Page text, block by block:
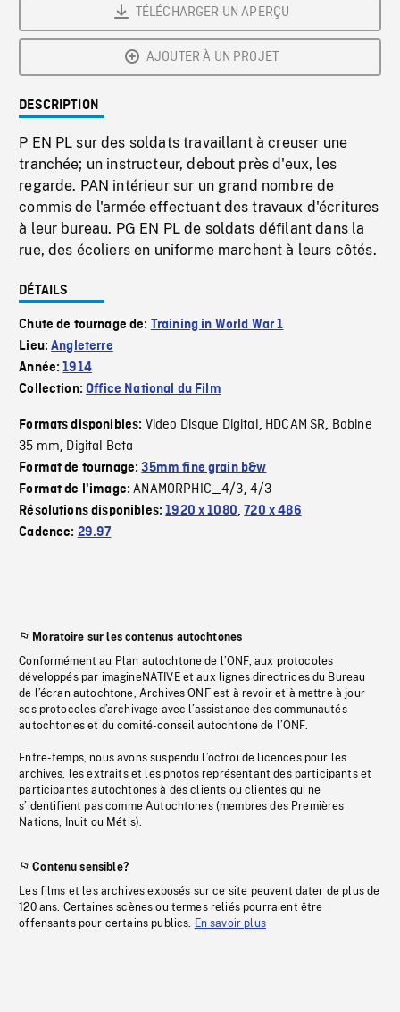
TÉLÉCHARGER UN APERÇU
AJOUTER À UN PROJET
DESCRIPTION
P EN PL sur des soldats travaillant à creuser une
tranchée; un instructeur, debout près d'eux, les
regarde. PAN intérieur sur un grand nombre de
commis de l'armée effectuant des travaux d'écritures
à leur bureau. PG EN PL de soldats défilant dans la
rue, des écoliers en uniforme marchent à leurs côtés.
DÉTAILS
Chute de tournage de: Training in World War 1
Lieu:Angleterre
Année:1914
Collection:Office National du Film
Formats disponibles: Video Disque Digital, HDCAM SR, Bobine
35 mm, Digital Beta
Format de tournage:35mm fine grain b&w
Format de l'image:ANAMORPHIC_4/3, 4/3
Résolutions disponibles:1920 x 1080,720 x 486
Cadence: 29.97
Moratoire sur les contenus autochtones
Conformément au Plan autochtone de l’ONF, aux protocoles
développés par imagineNATIVE et aux lignes directrices du Bureau
de l’écran autochtone, Archives ONF est à revoir et à mettre à jour
ses protocoles d’archivage avec l’assistance des communautés
autochtones et du comité-conseil autochtone de l’ONF.
Entre-temps, nous avons suspendu l’octroi de licences pour les
archives, les extraits et les photos représentant des participants et
participantes autochtones à des clients ou clientes qui ne
s’identifient pas comme Autochtones (membres des Premières
Nations, Inuit ou Métis).
Contenu sensible?
Les films et les archives exposés sur ce site peuvent dater de plus de
120 ans. Certaines scènes ou termes reliés pourraient être
offensants pour certains publics. En savoir plus